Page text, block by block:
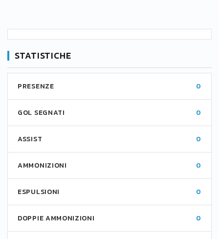
STATISTICHE
PRESENZE 0
GOL SEGNATI 0
ASSIST 0
AMMONIZIONI 0
ESPULSIONI 0
DOPPIE AMMONIZIONI 0